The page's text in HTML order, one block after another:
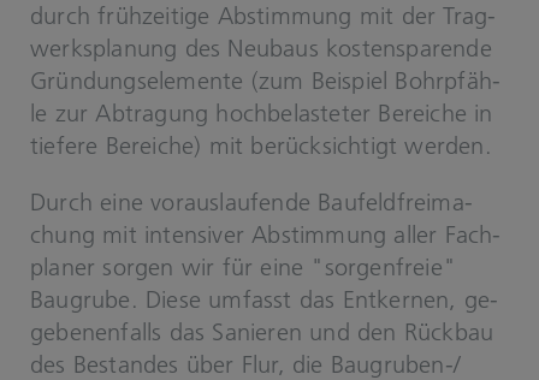
durch früh­zei­ti­ge Ab­stim­mung mit der Trag­
werks­pla­nung des Neu­baus kos­ten­spa­ren­de
Grün­dungs­ele­men­te (zum Bei­spiel Bohr­pfäh­
le zur Ab­tra­gung hoch­be­las­te­ter Be­rei­che in
tie­fe­re Be­rei­che) mit be­rück­sich­tigt wer­den.
Durch eine vor­aus­lau­fen­de Bau­feld­frei­ma­
chung mit in­ten­si­ver Ab­stim­mung aller Fach­
pla­ner sor­gen wir für eine "sor­gen­freie"
Bau­gru­be. Diese um­fasst das Ent­ker­nen, ge­
ge­be­nen­falls das Sa­nie­ren und den Rück­bau
des Be­stan­des über Flur, die Baugruben-​/